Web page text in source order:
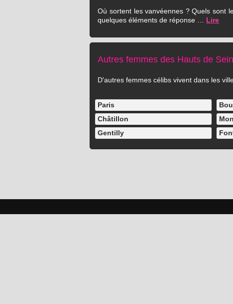
Où sortent les vanvéennes ? Quels sont
quelques éléments de réponse … Lire
Autres femmes des Hauts de
D'autres femmes célibs vivent dans les
Paris
Châtillon
Gentilly